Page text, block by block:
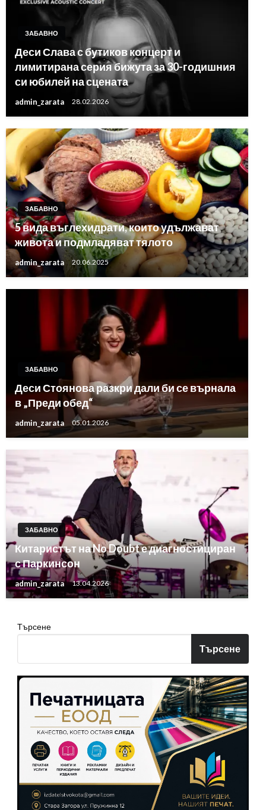
ЗАБАВНО
Деси Слава с бутиков концерт и
лимитирана серия бижута за 30-годишния
си юбилей на сцената
admin_zarata 28.02.2026
ЗАБАВНО
5 вида въглехидрати, които удължават
живота и подмладяват тялото
admin_zarata 20.06.2025
ЗАБАВНО
Деси Стоянова разкри дали би се върнала
в „Преди обед“
admin_zarata 05.01.2026
ЗАБАВНО
Китаристът на No Doubt е диагностициран
с Паркинсон
admin_zarata 13.04.2026
Търсене
Търсене